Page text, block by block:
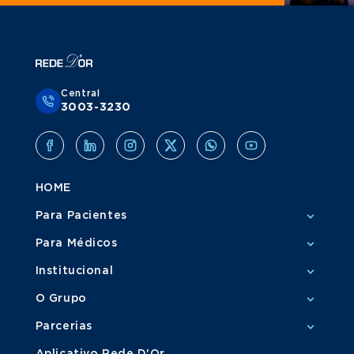
Central
3003-3230
HOME
Para Pacientes
Para Médicos
Institucional
O Grupo
Parcerias